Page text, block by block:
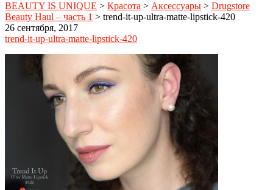
BEAUTY IS UNIQUE > Красота > Аксессуары > Drugstore
Beauty Haul – часть 1 > trend-it-up-ultra-matte-lipstick-420
26 сентября, 2017
trend-it-up-ultra-matte-lipstick-420